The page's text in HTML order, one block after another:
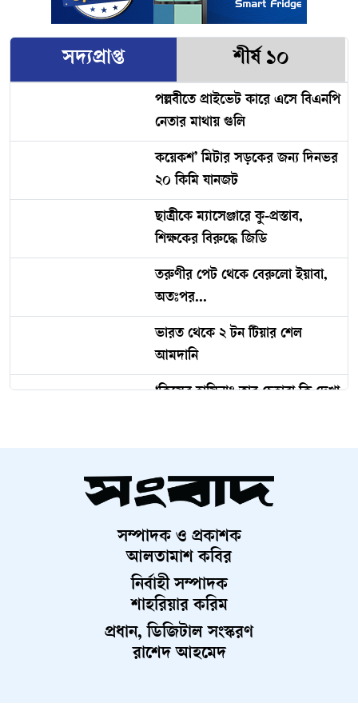
শীর্ষ ১০
পল্লবীতে প্রাইভেট কারে এসে বিএনপি
নেতার মাথায় গুলি
কয়েকশ’ মিটার সড়কের জন্য দিনভর
২০ কিমি যানজট
ছাত্রীকে ম্যাসেঞ্জারে কু-প্রস্তাব,
শিক্ষকের বিরুদ্ধে জিডি
আমদানি
গেছে?’
ইতালিতে বাংলাদেশ বিমানের ফ্লাইটের
জরুরি অবতরণ
প্রধানমন্ত্রী রোববার চট্টগ্রাম ও
সম্পাদক ও প্রকাশক
আলতামাশ কবির
নির্বাহী সম্পাদক